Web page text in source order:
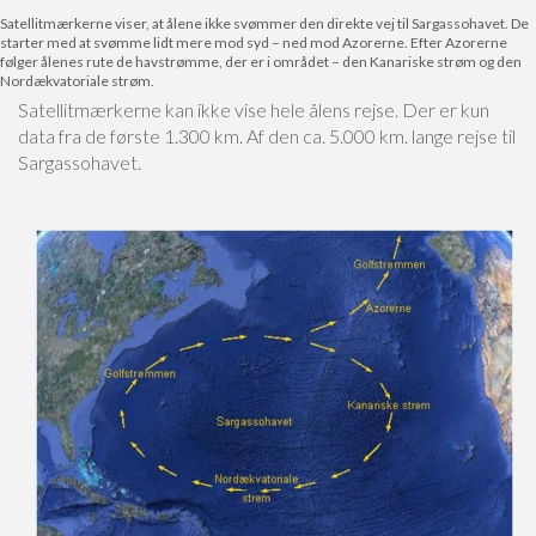
Satellitmærkerne viser, at ålene ikke svømmer den direkte vej til Sargassohavet. De
starter med at svømme lidt mere mod syd – ned mod Azorerne. Efter Azorerne
følger ålenes rute de havstrømme, der er i området – den Kanariske strøm og den
Nordækvatoriale strøm.
Satellitmærkerne kan ikke vise hele ålens rejse. Der er kun
data fra de første 1.300 km. Af den ca. 5.000 km. lange rejse til
Sargassohavet.